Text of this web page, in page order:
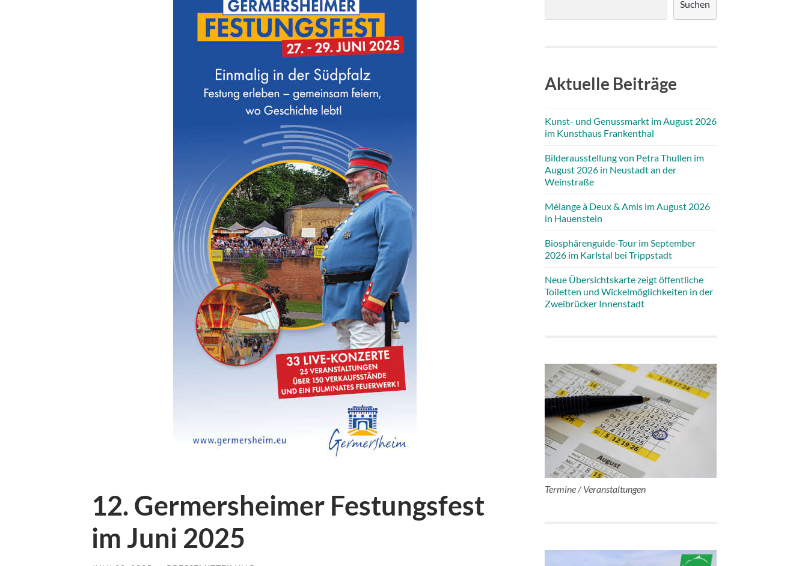
12. Germersheimer Festungsfest
im Juni 2025
Suchen
Aktuelle Beiträge
Kunst- und Genussmarkt im August 2026
im Kunsthaus Frankenthal
Bilderausstellung von Petra Thullen im
August 2026 in Neustadt an der
Weinstraße
Mélange à Deux & Amis im August 2026
in Hauenstein
Biosphärenguide-Tour im September
2026 im Karlstal bei Trippstadt
Neue Übersichtskarte zeigt öffentliche
Toiletten und Wickelmöglichkeiten in der
Zweibrücker Innenstadt
Termine / Veranstaltungen